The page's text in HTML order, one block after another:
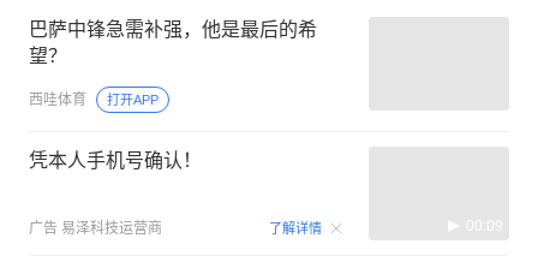
巴萨中锋急需补强，他是最后的希
望？
西哇体育 打开APP
凭本人手机号确认！
广告 易泽科技运营商 了解详情 00:09